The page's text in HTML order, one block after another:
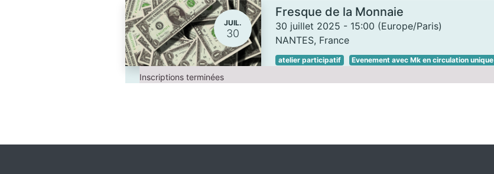
JUIL.
30
Fresque de la Monnaie
30 juillet 2025 - 15:00 (Europe/Paris)
NANTES, France
atelier participatif Evenement avec Mk en circulation unique
Inscriptions terminées